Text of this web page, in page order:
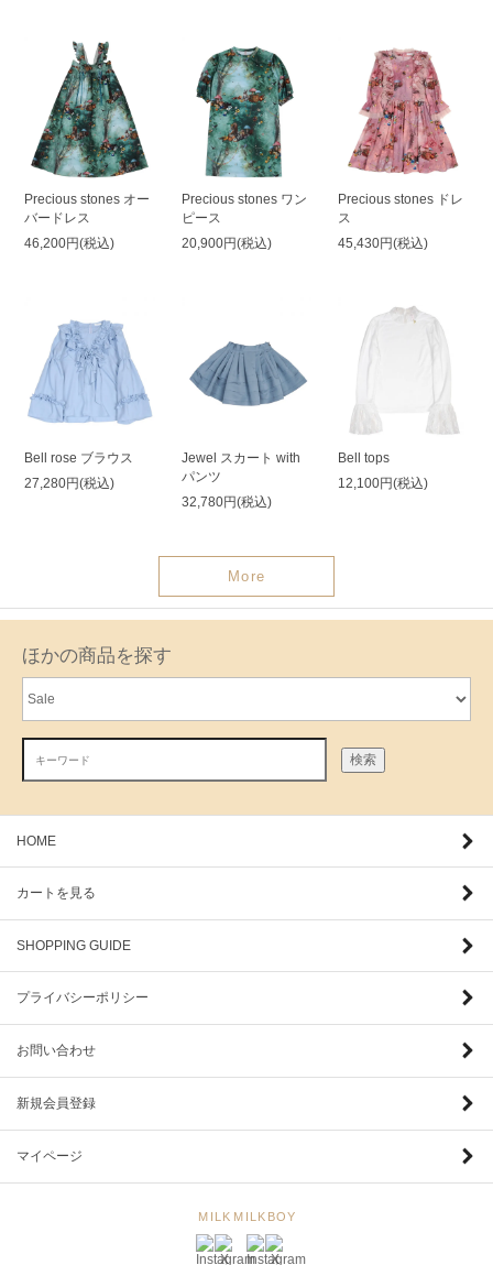
Precious stones オー
バードレス
46,200円(税込)
Precious stones ワン
ピース
20,900円(税込)
Precious stones ドレ
ス
45,430円(税込)
Bell rose ブラウス
27,280円(税込)
Jewel スカート with
パンツ
32,780円(税込)
Bell tops
12,100円(税込)
More
ほかの商品を探す
検索
HOME
カートを見る
SHOPPING GUIDE
プライバシーポリシー
お問い合わせ
新規会員登録
マイページ
MILK MILKBOY